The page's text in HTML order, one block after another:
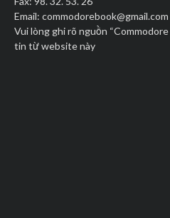
Email: commodorebook@gmail.com
Vui lòng ghi rõ nguồn
tin từ website này